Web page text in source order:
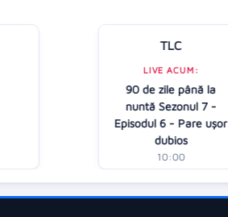
TLC
LIVE ACUM:
90 de zile până la
nuntă Sezonul 7 -
Episodul 6 - Pare ușor
dubios
10:00